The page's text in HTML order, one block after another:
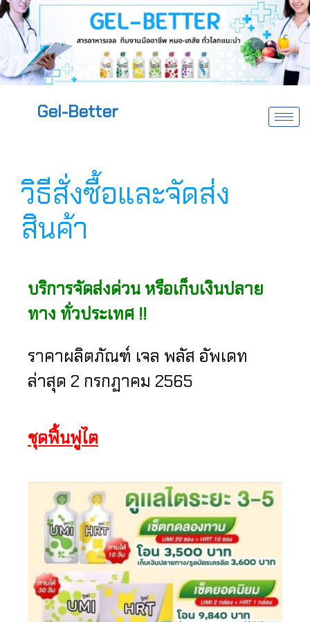
Gel-Better
วิธีสั่งซื้อและจัดส่ง
สินค้า
บริการจัดส่งด่วน หรือเก็บเงินปลาย
ทาง ทั่วประเทศ !!
ราคาผลิตภัณฑ์ เจล พลัส อัพเดท
ล่าสุด 2 กรกฏาคม 2565
ชุดฟื้นฟูไต